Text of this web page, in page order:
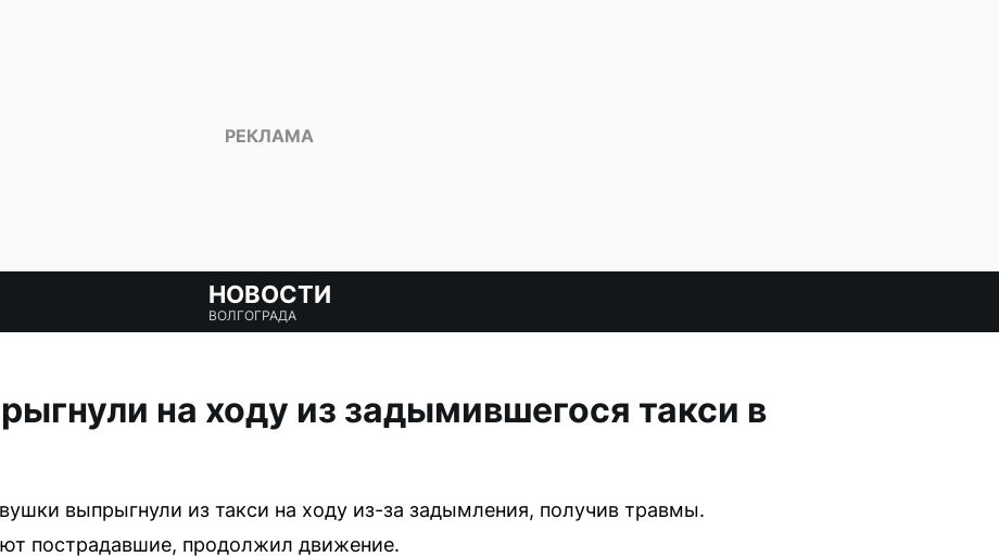
НОВОСТИ
ВОЛГОГРАДА
на ходу из задымившегося такси в
выпрыгнули из такси на ходу из-за задымления, получив травмы.
пострадавшие, продолжил движение.